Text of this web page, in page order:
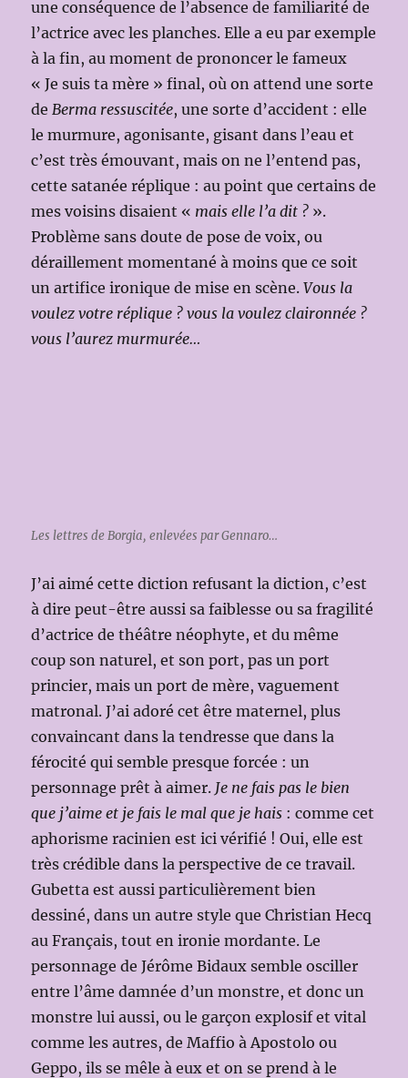
une conséquence de l’absence de familiarité de
l’actrice avec les planches. Elle a eu par exemple
à la fin, au moment de prononcer le fameux
« Je suis ta mère » final, où on attend une sorte
deBerma ressuscitée, une sorte d’accident : elle
le murmure, agonisante, gisant dans l’eau et
c’est très émouvant, mais on ne l’entend pas,
cette satanée réplique : au point que certains de
mes voisins disaient « mais elle l’a dit ? ».
Problème sans doute de pose de voix, ou
déraillement momentané à moins que ce soit
un artifice ironique de mise en scène.Vous la
voulez votre réplique ? vous la voulez claironnée ?
vous l’aurez murmurée…
Les lettres de Borgia, enlevées par Gennaro…
J’ai aimé cette diction refusant la diction, c’est
à dire peut-être aussi sa faiblesse ou sa fragilité
d’actrice de théâtre néophyte, et du même
coup son naturel, et son port, pas un port
princier, mais un port de mère, vaguement
matronal. J’ai adoré cet être maternel, plus
convaincant dans la tendresse que dans la
férocité qui semble presque forcée : un
personnage prêt à aimer. Je ne fais pas le bien
que j’aime et je fais le mal que je hais : comme cet
aphorisme racinien est ici vérifié ! Oui, elle est
très crédible dans la perspective de ce travail.
Gubetta est aussi particulièrement bien
dessiné, dans un autre style que Christian Hecq
au Français, tout en ironie mordante. Le
personnage de Jérôme Bidaux semble osciller
entre l’âme damnée d’un monstre, et donc un
monstre lui aussi, ou le garçon explosif et vital
comme les autres, de Maffio à Apostolo ou
Geppo, ils se mêle à eux et on se prend à le